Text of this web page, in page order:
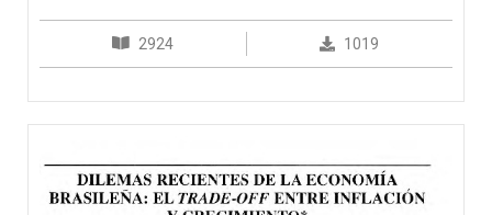
2924 1019